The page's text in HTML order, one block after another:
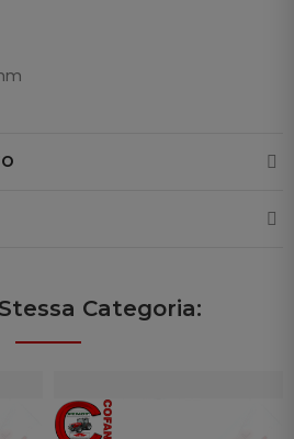
Categoria: